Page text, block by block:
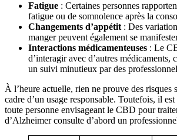
Fatigue : Certaines personnes
fatigue ou de somnolence après la
Changements d’appétit : Des
manger peuvent également se
Interactions médicamenteuses : Le
d’interagir avec d’autres médicaments,
un suivi minutieux par des
À l’heure actuelle, rien ne prouve des risques
cadre d’un usage responsable. Toutefois, il
toute personne envisageant le CBD pour
d’Alzheimer consulte d’abord un